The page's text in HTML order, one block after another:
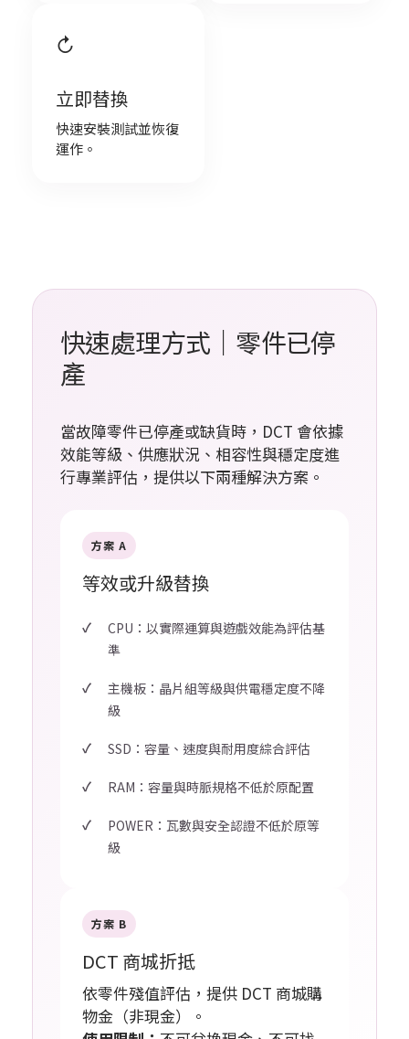
↻
立即替換
快速安裝測試並恢復
運作。
快速處理方式｜零件已停
產
當故障零件已停產或缺貨時，DCT 會依據
效能等級、供應狀況、相容性與穩定度進
行專業評估，提供以下兩種解決方案。
方案 A
等效或升級替換
CPU：以實際運算與遊戲效能為評估基
準
主機板：晶片組等級與供電穩定度不降
級
SSD：容量、速度與耐用度綜合評估
RAM：容量與時脈規格不低於原配置
POWER：瓦數與安全認證不低於原等
級
方案 B
DCT 商城折抵
依零件殘值評估，提供 DCT 商城購
物金（非現金）。